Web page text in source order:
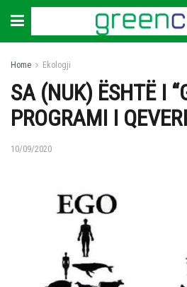
Home Ekologji
SA (NUK) ËSHTË I
PROGRAMI I
10/09/2020